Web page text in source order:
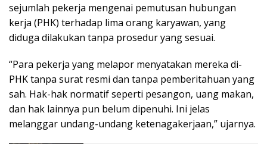
sejumlah pekerja mengenai pemutusan hubungan
kerja (PHK) terhadap lima orang karyawan, yang
diduga dilakukan tanpa prosedur yang sesuai.
“Para pekerja yang melapor menyatakan mereka di-
PHK tanpa surat resmi dan tanpa pemberitahuan yang
sah. Hak-hak normatif seperti pesangon, uang makan,
dan hak lainnya pun belum dipenuhi. Ini jelas
melanggar undang-undang ketenagakerjaan,” ujarnya.